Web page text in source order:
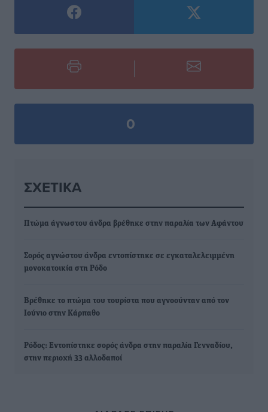
0
ΣΧΕΤΙΚΆ
Πτώμα άγνωστου άνδρα βρέθηκε στην παραλία των Αφάντου
Σορός αγνώστου άνδρα εντοπίστηκε σε εγκαταλελειμμένη
μονοκατοικία στη Ρόδο
Βρέθηκε το πτώμα του τουρίστα που αγνοούνταν από τον
Ιούνιο στην Κάρπαθο
Ρόδος: Εντοπίστηκε σορός άνδρα στην παραλία Γενναδίου,
στην περιοχή 33 αλλοδαποί